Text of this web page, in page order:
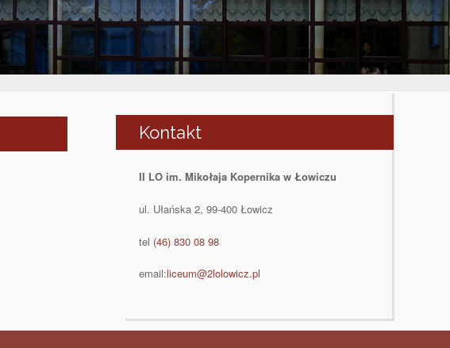
Kontakt
II LO im. Mikołaja Kopernika w Łowiczu
ul. Ułańska 2, 99-400 Łowicz
tel (46) 830 08 98
email:liceum@2lolowicz.pl